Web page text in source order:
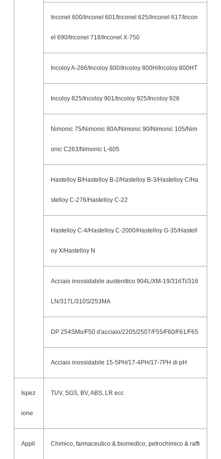
Inconel 600/Inconel 601/Inconel 625/Inconel 617/Incon
el 690/Inconel 718/Inconel X-750
Incoloy A-286/Incoloy 800/Incoloy 800H/Incoloy 800HT
Incoloy 825/Incoloy 901/Incoloy 925/Incoloy 926
Nimonic 75/Nimonic 80A/Nimonic 90/Nimonic 105/Nim
onic C263/Nimonic L-605
Hastelloy B/Hastelloy B-2/Hastelloy B-3/Hastelloy C/Ha
stelloy C-276/Hastelloy C-22
Hastelloy C-4/Hastelloy C-2000/Hastelloy G-35/Hastell
oy X/Hastelloy N
Acciaio inossidabile austenitico 904L/XM-19/316Ti/316
LN/317L/310S/253MA
DP 254SMo/F50 d'acciaio/2205/2507/F55/F60/F61/F65
Acciaio inossidabile 15-5PH/17-4PH/17-7PH di pH
Ispez
ione
TUV, SGS, BV, ABS, LR ecc
Appli Chimico, farmaceutico & biomedico, petrochimico & raffi